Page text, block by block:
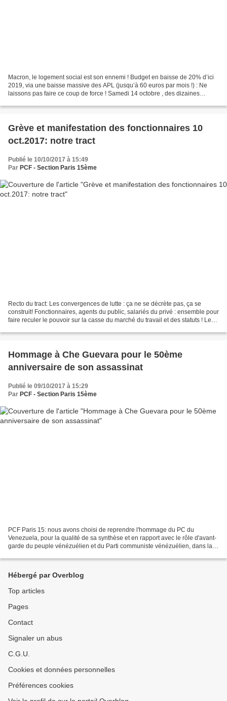
Macron, le logement social est son ennemi ! Budget en baisse de 20% d’ici
2019, via une baisse massive des APL (jusqu’à 60 euros par mois !) : Ne
laissons pas faire ce coup de force ! Samedi 14 octobre , des dizaines
Grève et manifestation des fonctionnaires 10
oct.2017: notre tract
Publié le 10/10/2017 à 15:49
Par PCF - Section Paris 15ème
Recto du tract: Les convergences de lutte : ça ne se décrète pas, ça se
construit! Fonctionnaires, agents du public, salariés du privé : ensemble pour
faire reculer le pouvoir sur la casse du marché du travail et des statuts ! Le
Hommage à Che Guevara pour le 50ème
anniversaire de son assassinat
Publié le 09/10/2017 à 15:29
Par PCF - Section Paris 15ème
PCF Paris 15: nous avons choisi de reprendre l'hommage du PC du
Venezuela, pour la qualité de sa synthèse et en rapport avec le rôle d'avant-
garde du peuple vénézuélien et du Parti communiste vénézuélien, dans la
Hébergé par Overblog
Top articles
Pages
Contact
Signaler un abus
C.G.U.
Cookies et données personnelles
Préférences cookies